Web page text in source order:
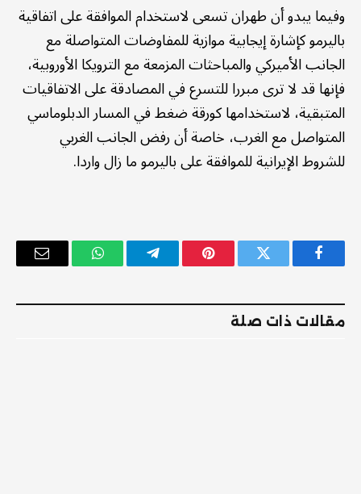
وفيما يبدو أن طهران تسعى لاستخدام الموافقة على اتفاقية
باليرمو كإشارة إيجابية موازية للمفاوضات المتواصلة مع
الجانب الأميركي والمباحثات المزمعة مع الترويكا الأوروبية،
فإنها قد لا ترى مبررا للتسرع في المصادقة على الاتفاقيات
المتبقية، لاستخدامها كورقة ضغط في المسار الدبلوماسي
المتواصل مع الغرب، خاصة أن رفض الجانب الغربي
للشروط الإيرانية للموافقة على باليرمو ما زال واردا.
فيسبوك تويتر بينتيريستتيلقرام واتساب
البريد
مقالات ذات صلة